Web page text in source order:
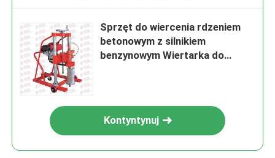
Sprzęt do wiercenia rdzeniem
betonowym z silnikiem
benzynowym Wiertarka do
Kontyntynuj